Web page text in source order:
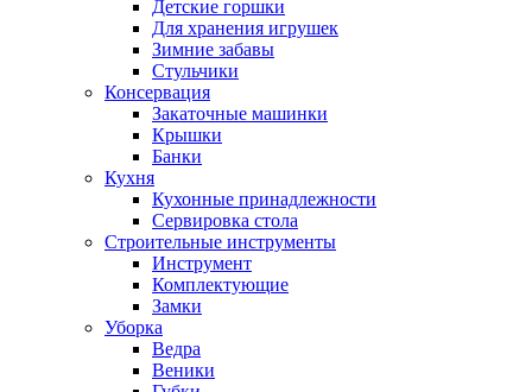
Детские горшки
Для хранения игрушек
Зимние забавы
Стульчики
Консервация
Закаточные машинки
Крышки
Банки
Кухня
Кухонные принадлежности
Сервировка стола
Строительные инструменты
Инструмент
Комплектующие
Замки
Уборка
Ведра
Веники